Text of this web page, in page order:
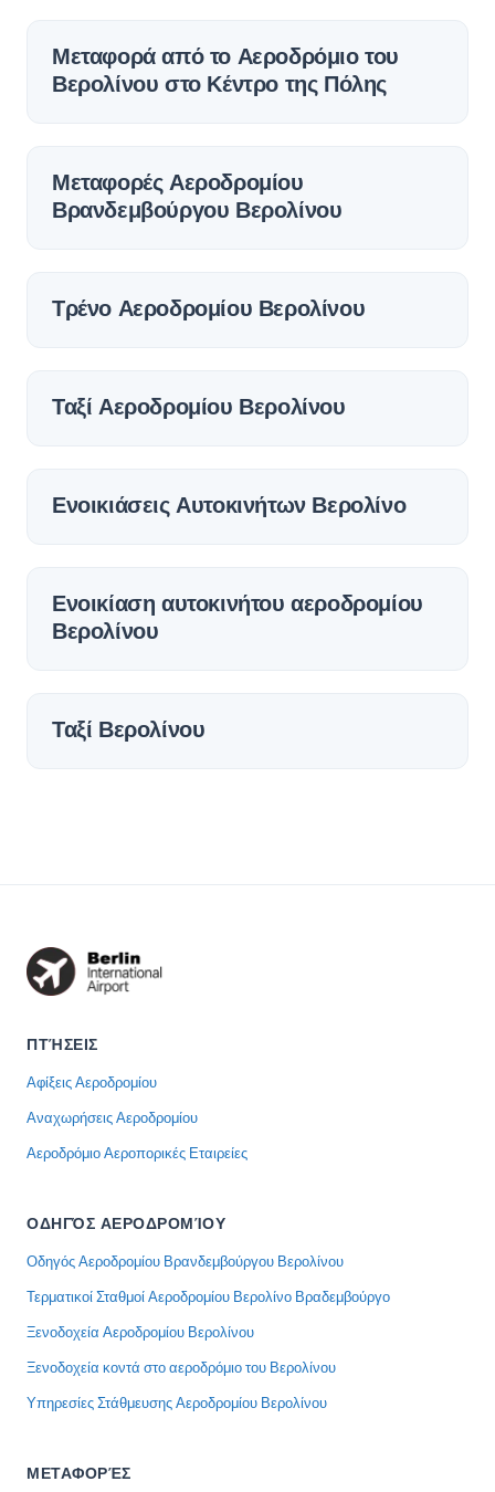
Μεταφορά από το Αεροδρόμιο του
Βερολίνου στο Κέντρο της Πόλης
Μεταφορές Αεροδρομίου
Βρανδεμβούργου Βερολίνου
Τρένο Αεροδρομίου Βερολίνου
Ταξί Αεροδρομίου Βερολίνου
Ενοικιάσεις Αυτοκινήτων Βερολίνο
Ενοικίαση αυτοκινήτου αεροδρομίου
Βερολίνου
Ταξί Βερολίνου
ΠΤΉΣΕΙΣ
Αφίξεις Αεροδρομίου
Αναχωρήσεις Αεροδρομίου
Αεροδρόμιο Αεροπορικές Εταιρείες
ΟΔΗΓΌΣ ΑΕΡΟΔΡΟΜΊΟΥ
Οδηγός Αεροδρομίου Βρανδεμβούργου Βερολίνου
Τερματικοί Σταθμοί Αεροδρομίου Βερολίνο Βραδεμβούργο
Ξενοδοχεία Αεροδρομίου Βερολίνου
Ξενοδοχεία κοντά στο αεροδρόμιο του Βερολίνου
Υπηρεσίες Στάθμευσης Αεροδρομίου Βερολίνου
ΜΕΤΑΦΟΡΈΣ